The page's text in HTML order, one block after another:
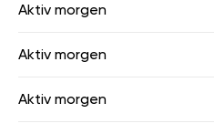
Aktiv morgen
Aktiv morgen
Aktiv morgen